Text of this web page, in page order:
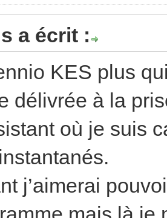
a écrit :
KES plus
délivrée à la
où je suis
j’aimerai